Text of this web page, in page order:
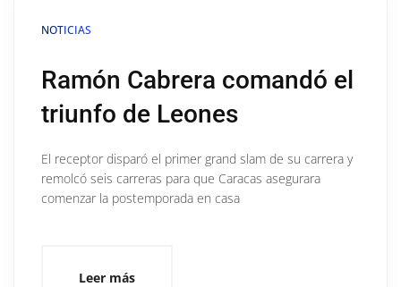
NOTICIAS
Ramón Cabrera comandó el
triunfo de Leones
El receptor disparó el primer grand slam de su carrera y
remolcó seis carreras para que Caracas asegurara
comenzar la postemporada en casa
Leer más